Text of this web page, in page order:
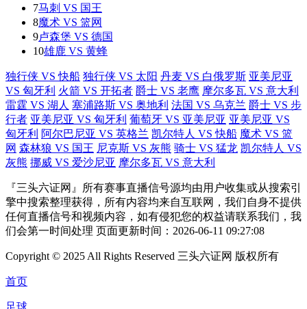
7马刺 VS 国王
8魔术 VS 篮网
9卢森堡 VS 德国
10雄鹿 VS 黄蜂
独行侠 VS 快船 独行侠 VS 太阳 丹麦 VS 白俄罗斯 亚美尼亚
VS 匈牙利 火箭 VS 开拓者 爵士 VS 老鹰 摩尔多瓦 VS 意大利
雷霆 VS 湖人 塞浦路斯 VS 奥地利 法国 VS 乌克兰 爵士 VS 步
行者 亚美尼亚 VS 匈牙利 葡萄牙 VS 亚美尼亚 亚美尼亚 VS
匈牙利 阿尔巴尼亚 VS 英格兰 凯尔特人 VS 快船 魔术 VS 篮
网 森林狼 VS 国王 尼克斯 VS 灰熊 骑士 VS 猛龙 凯尔特人 VS
灰熊 挪威 VS 爱沙尼亚 摩尔多瓦 VS 意大利
『三头六证网』所有赛事直播信号源均由用户收集或从搜索引
擎中搜索整理获得，所有内容均来自互联网，我们自身不提供
任何直播信号和视频内容，如有侵犯您的权益请联系我们，我
们会第一时间处理 页面更新时间：2026-06-11 09:27:08
Copyright © 2025 All Rights Reserved 三头六证网 版权所有
首页
足球